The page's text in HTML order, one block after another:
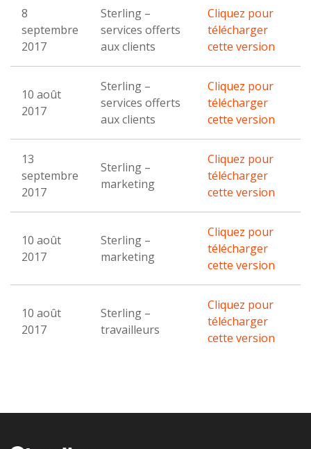
8
septembre
2017
Sterling –
services offerts
aux clients
Cliquez pour
télécharger
cette version
10 août
2017
Sterling –
services offerts
aux clients
Cliquez pour
télécharger
cette version
13
septembre
2017
Sterling –
marketing
Cliquez pour
télécharger
cette version
10 août
2017
Sterling –
marketing
Cliquez pour
télécharger
cette version
10 août
2017
Sterling –
travailleurs
Cliquez pour
télécharger
cette version